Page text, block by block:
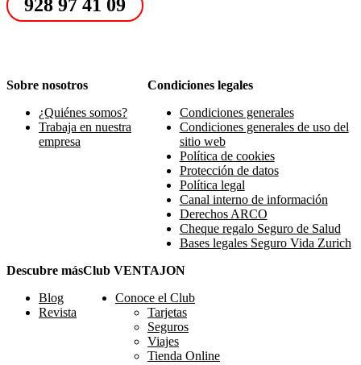
928 97 41 09
Sobre nosotros
¿Quiénes somos?
Trabaja en nuestra
empresa
Condiciones legales
Condiciones generales
Condiciones generales de uso del
sitio web
Política de cookies
Protección de datos
Política legal
Canal interno de información
Derechos ARCO
Cheque regalo Seguro de Salud
Bases legales Seguro Vida Zurich
Descubre más
Blog
Revista
Club VENTAJON
Conoce el Club
Tarjetas
Seguros
Viajes
Tienda Online